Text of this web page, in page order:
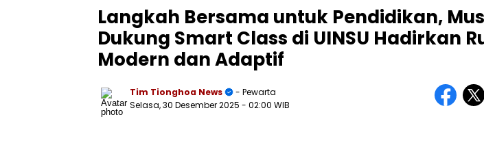
Langkah Bersama untuk Pendidikan,
Dukung Smart Class di UINSU Hadirkan
Modern dan Adaptif
Tim Tionghoa News
- Pewarta
Selasa, 30 Desember 2025 - 02:00 WIB